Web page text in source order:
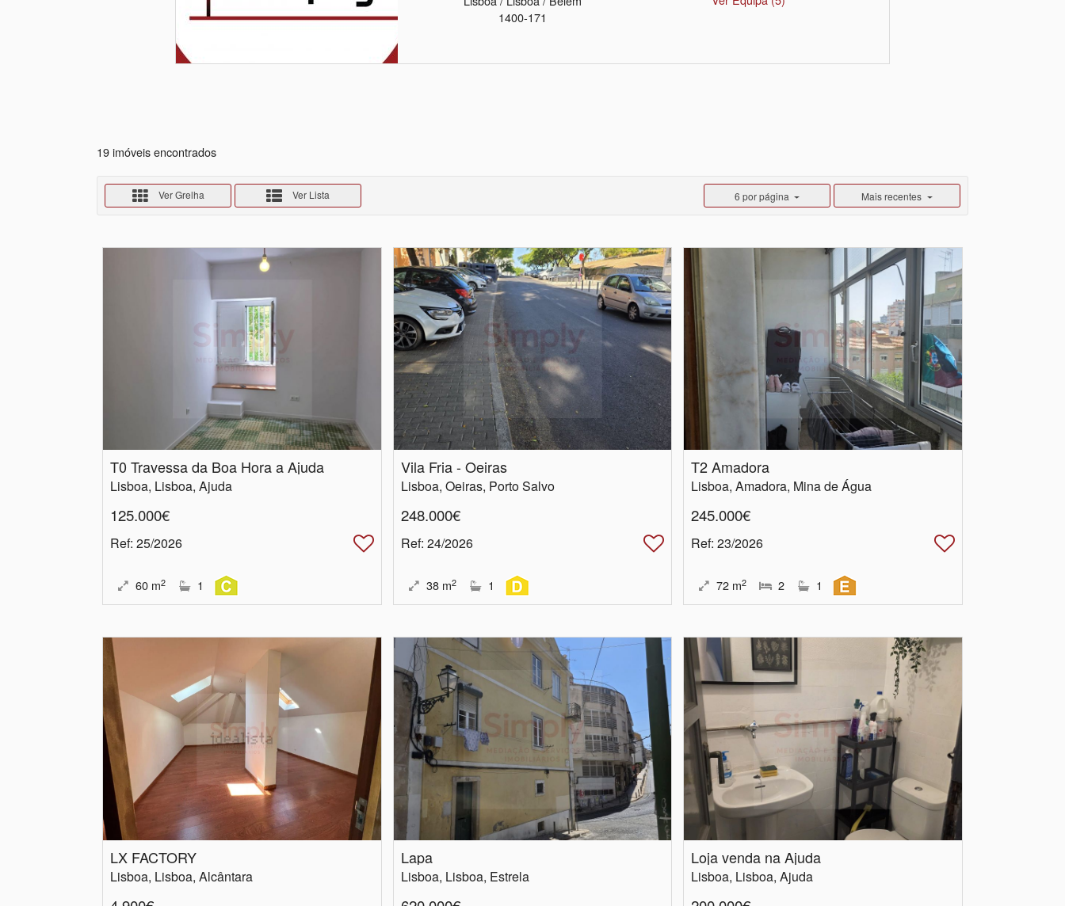
1400-171
19 imóveis encontrados
Ver Grelha Ver Lista 6 por página Mais recentes
T0 Travessa da Boa Hora a Ajuda
Lisboa, Lisboa, Ajuda
125.000€
Ref: 25/2026
60 m2 1
Vila Fria - Oeiras
Lisboa, Oeiras, Porto Salvo
248.000€
Ref: 24/2026
38 m2 1
T2 Amadora
Lisboa, Amadora, Mina de Água
245.000€
Ref: 23/2026
72 m2 2 1
LX FACTORY
Lisboa, Lisboa, Alcântara
Lapa
Lisboa, Lisboa, Estrela
Loja venda na Ajuda
Lisboa, Lisboa, Ajuda